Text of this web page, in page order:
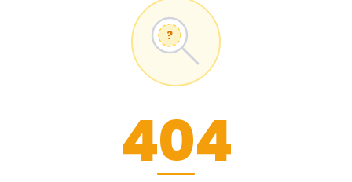
?
404